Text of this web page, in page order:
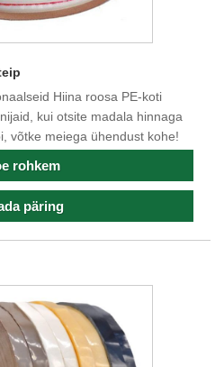
Hiina roosa PE-koti
kui otsite madala hinnaga
võtke meiega ühendust kohe!
rohkem
päring